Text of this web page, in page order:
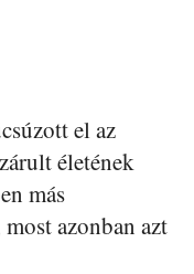
el az
életének
más
azonban azt